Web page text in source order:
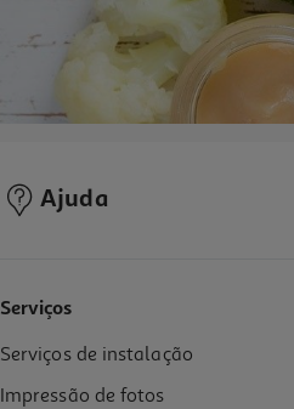
Ajuda
Serviços
Serviços de instalação
Impressão de fotos